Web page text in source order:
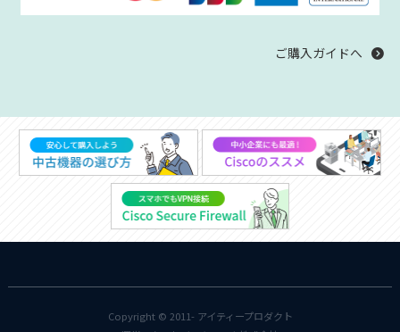
ご購入ガイドへ
Copyright © 2011- アイティープロダクト